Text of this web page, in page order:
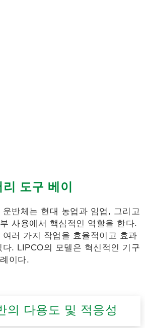
도구 베이
반체는 현대 농업과 임업, 그리고
사용에서 핵심적인 역할을 한다.
러 가지 작업을 효율적이고 효과
. LIPCO의 모델은 혁신적인 기구
이다.
의 다용도 및 적응성